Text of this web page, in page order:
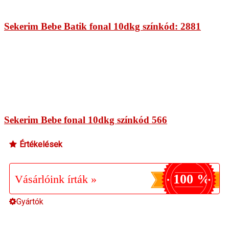
Sekerim Bebe Batik fonal 10dkg színkód: 2881
Sekerim Bebe fonal 10dkg színkód 566
Értékelések
Vásárlóink írták » 100 %
Gyártók